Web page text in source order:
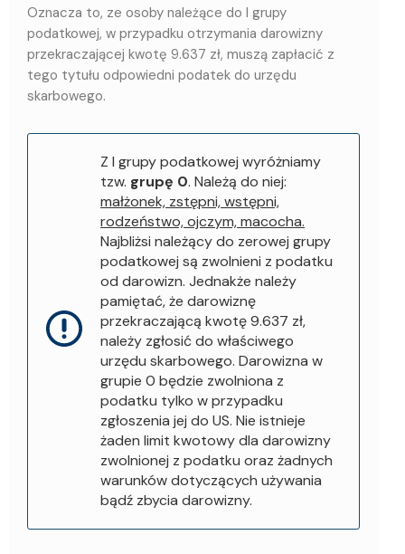
Oznacza to, ze osoby należące do I grupy
podatkowej, w przypadku otrzymania darowizny
przekraczającej kwotę 9.637 zł, muszą zapłacić z
tego tytułu odpowiedni podatek do urzędu
skarbowego.
Z I grupy podatkowej wyróżniamy
tzw. grupę 0. Należą do niej:
małżonek, zstępni, wstępni,
rodzeństwo, ojczym, macocha.
Najbliżsi należący do zerowej grupy
podatkowej są zwolnieni z podatku
od darowizn. Jednakże należy
pamiętać, że darowiznę
przekraczającą kwotę 9.637 zł,
należy zgłosić do właściwego
urzędu skarbowego. Darowizna w
grupie 0 będzie zwolniona z
podatku tylko w przypadku
zgłoszenia jej do US. Nie istnieje
żaden limit kwotowy dla darowizny
zwolnionej z podatku oraz żadnych
warunków dotyczących używania
bądź zbycia darowizny.